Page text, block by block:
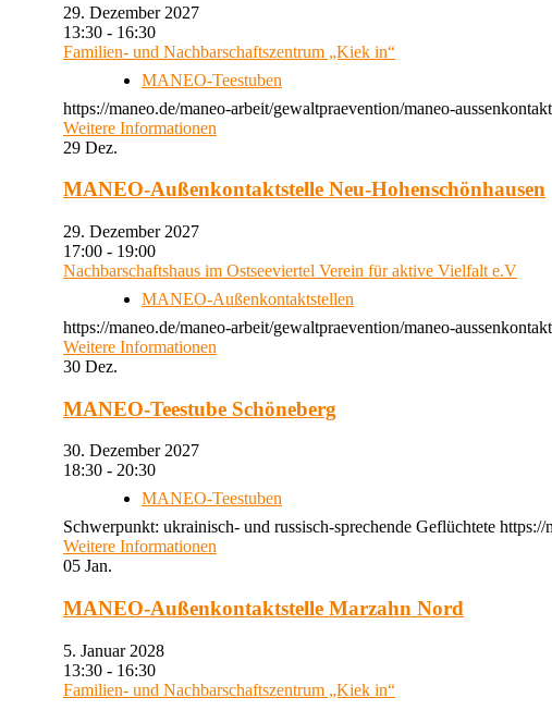
29. Dezember 2027
13:30 - 16:30
Familien- und Nachbarschaftszentrum „Kiek in“
MANEO-Teestuben
https://maneo.de/maneo-arbeit/gewaltpraevention/maneo-
Weitere Informationen
29 Dez.
MANEO-Außenkontaktstelle Neu-Hohenschönhausen
29. Dezember 2027
17:00 - 19:00
Nachbarschaftshaus im Ostseeviertel Verein für aktive Vielfalt e.V
MANEO-Außenkontaktstellen
https://maneo.de/maneo-arbeit/gewaltpraevention/maneo-
Weitere Informationen
30 Dez.
MANEO-Teestube Schöneberg
30. Dezember 2027
18:30 - 20:30
MANEO-Teestuben
Schwerpunkt: ukrainisch- und russisch-sprechende Geflüchtete
Weitere Informationen
05 Jan.
MANEO-Außenkontaktstelle Marzahn Nord
5. Januar 2028
13:30 - 16:30
Familien- und Nachbarschaftszentrum „Kiek in“